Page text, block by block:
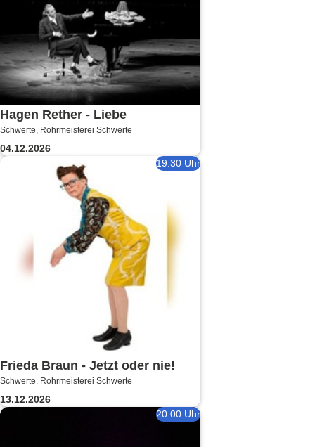
Hagen Rether - Liebe
Schwerte, Rohrmeisterei Schwerte
04.12.2026
19:30 Uhr
Frieda Braun - Jetzt oder nie!
Schwerte, Rohrmeisterei Schwerte
13.12.2026
20:00 Uhr